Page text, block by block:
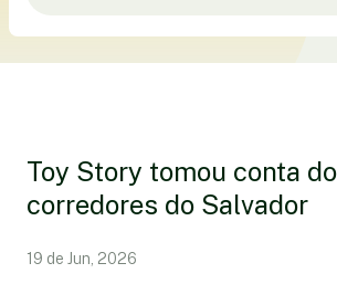
Toy Story tomou conta
corredores do Salvador
19 de Jun, 2026